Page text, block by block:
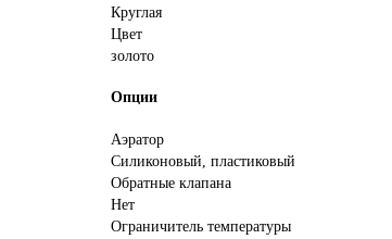
Круглая
Цвет
золото
Опции
Аэратор
Силиконовый, пластиковый
Обратные клапана
Нет
Ограничитель температуры